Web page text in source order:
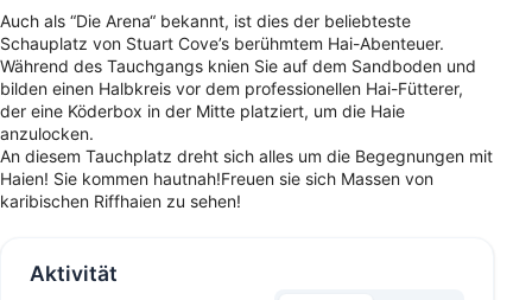
Auch als “Die Arena“ bekannt, ist dies der beliebteste
Schauplatz von Stuart Cove’s berühmtem Hai-Abenteuer.
Während des Tauchgangs knien Sie auf dem Sandboden und
bilden einen Halbkreis vor dem professionellen Hai-Fütterer,
der eine Köderbox in der Mitte platziert, um die Haie
anzulocken.
An diesem Tauchplatz dreht sich alles um die Begegnungen mit
Haien! Sie kommen hautnah!Freuen sie sich Massen von
karibischen Riffhaien zu sehen!
Aktivität